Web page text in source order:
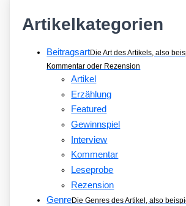
Artikelkategorien
BeitragsartDie Art des Artikels, also
Kommentar oder Rezension
Artikel
Erzählung
Featured
Gewinnspiel
Interview
Kommentar
Leseprobe
Rezension
GenreDie Genres des Artikel, also